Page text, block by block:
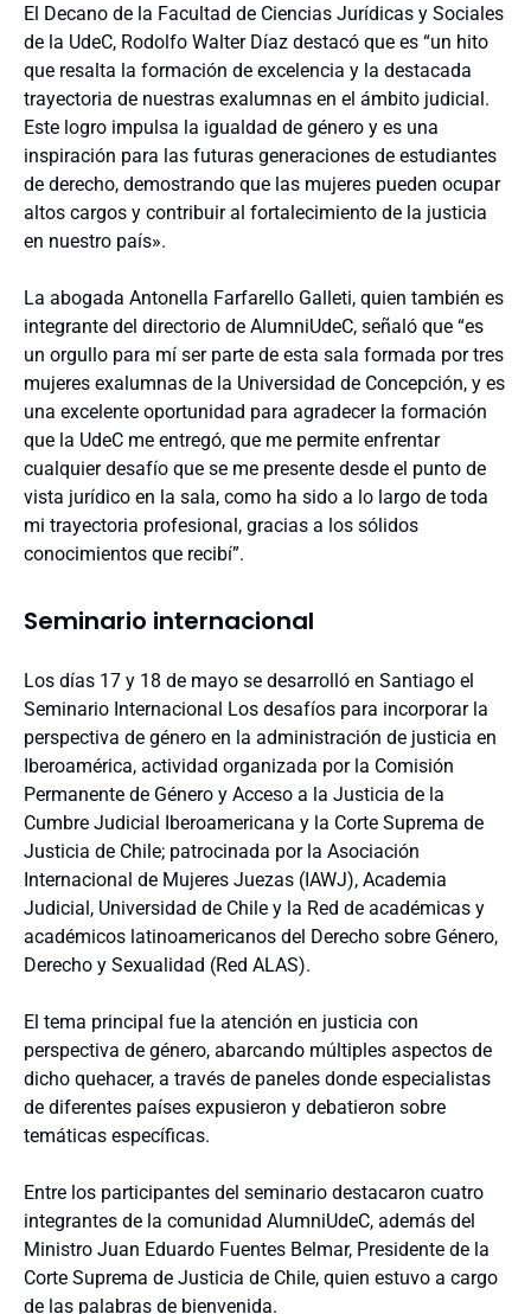
El Decano de la Facultad de Ciencias Jurídicas y Sociales
de la UdeC, Rodolfo Walter Díaz destacó que es “un hito
que resalta la formación de excelencia y la destacada
trayectoria de nuestras exalumnas en el ámbito judicial.
Este logro impulsa la igualdad de género y es una
inspiración para las futuras generaciones de estudiantes
de derecho, demostrando que las mujeres pueden ocupar
altos cargos y contribuir al fortalecimiento de la justicia
en nuestro país».
La abogada Antonella Farfarello Galleti, quien también es
integrante del directorio de AlumniUdeC, señaló que “es
un orgullo para mí ser parte de esta sala formada por tres
mujeres exalumnas de la Universidad de Concepción, y es
una excelente oportunidad para agradecer la formación
que la UdeC me entregó, que me permite enfrentar
cualquier desafío que se me presente desde el punto de
vista jurídico en la sala, como ha sido a lo largo de toda
mi trayectoria profesional, gracias a los sólidos
conocimientos que recibí”.
Seminario internacional
Los días 17 y 18 de mayo se desarrolló en Santiago el
Seminario Internacional Los desafíos para incorporar la
perspectiva de género en la administración de justicia en
Iberoamérica, actividad organizada por la Comisión
Permanente de Género y Acceso a la Justicia de la
Cumbre Judicial Iberoamericana y la Corte Suprema de
Justicia de Chile; patrocinada por la Asociación
Internacional de Mujeres Juezas (IAWJ), Academia
Judicial, Universidad de Chile y la Red de académicas y
académicos latinoamericanos del Derecho sobre Género,
Derecho y Sexualidad (Red ALAS).
El tema principal fue la atención en justicia con
perspectiva de género, abarcando múltiples aspectos de
dicho quehacer, a través de paneles donde especialistas
de diferentes países expusieron y debatieron sobre
temáticas específicas.
Entre los participantes del seminario destacaron cuatro
integrantes de la comunidad AlumniUdeC, además del
Ministro Juan Eduardo Fuentes Belmar, Presidente de la
Corte Suprema de Justicia de Chile, quien estuvo a cargo
de las palabras de bienvenida.